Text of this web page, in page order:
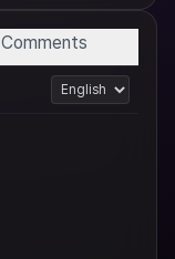
Comments